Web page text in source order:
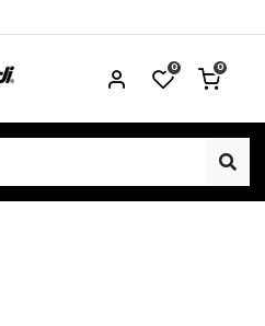
0 0